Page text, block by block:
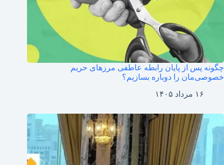
چگونه پس از پایان رابطه عاطفی مرزهای حریم
خصوصی‌مان را دوباره بسازیم؟
۱۶ مرداد ۱۴۰۵